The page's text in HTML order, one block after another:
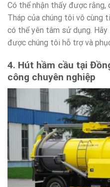
Có thể nhận thấy được
Tháp của chúng tôi vô cùng
có thể yên tâm sử dụng.
được chúng tôi hỗ trợ và
4. Hút hầm cầu tại
công chuyên nghiệp